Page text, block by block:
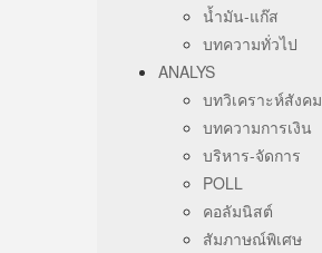
น้ำมัน-แก๊ส
บทความทั่วไป
ANALYS
บทวิเคราะห์สังคม
บทความการเงิน
บริหาร-จัดการ
POLL
คอลัมนิสต์
สัมภาษณ์พิเศษ